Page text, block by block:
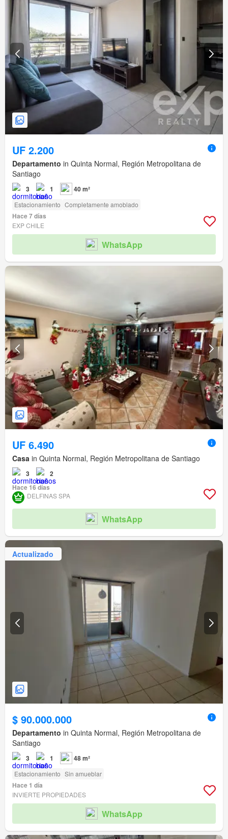
UF 2.200
Departamento in Quinta Normal, Región Metropolitana de
Santiago
3 1 40 m²
Estacionamiento Completamente amoblado
Hace 7 días
EXP CHILE
WhatsApp
UF 6.490
Casa in Quinta Normal, Región Metropolitana de Santiago
3
2
Hace 16 días
DELFINAS SPA
WhatsApp
Actualizado
$ 90.000.000
Departamento in Quinta Normal, Región Metropolitana de
Santiago
3 1 48 m²
Estacionamiento Sin amueblar
Hace 1 día
INVIERTE PROPIEDADES
WhatsApp